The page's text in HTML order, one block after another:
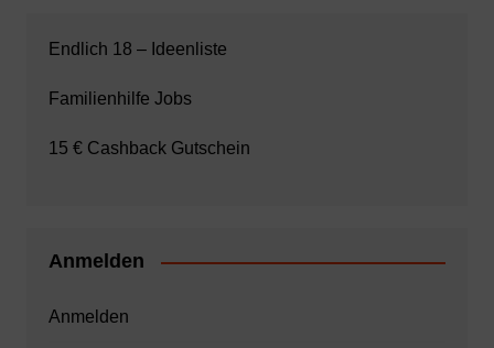
Endlich 18 – Ideenliste
Familienhilfe Jobs
15 € Cashback Gutschein
Anmelden
Anmelden